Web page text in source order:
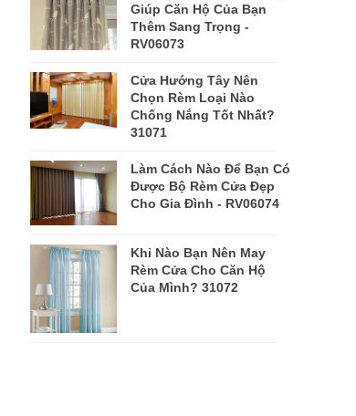
Giúp Căn Hộ Của Bạn
Thêm Sang Trọng -
RV06073
Cửa Hướng Tây Nên
Chọn Rèm Loại Nào
Chống Nắng Tốt Nhất?
31071
Làm Cách Nào Để Bạn Có
Được Bộ Rèm Cửa Đẹp
Cho Gia Đình - RV06074
Khi Nào Bạn Nên May
Rèm Cửa Cho Căn Hộ
Của Mình? 31072